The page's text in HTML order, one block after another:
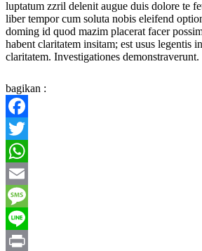
luptatum zzril delenit augue duis dolore te
liber tempor cum soluta nobis eleifend
doming id quod mazim placerat facer
habent claritatem insitam; est usus legentis
claritatem. Investigationes demonstraverunt.
bagikan :
Facebook
Twitter
WhatsApp
Email
Message
Line